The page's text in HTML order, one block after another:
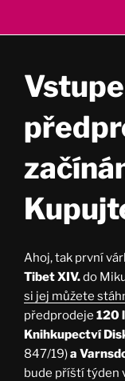
Ahoj, tak první
Tibet XIV.do
si jej můžete
předprodeje 120
Knihkupectví
847/19)a
bude příští týden